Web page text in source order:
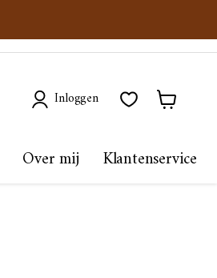
Inloggen
Over mij Klantenservice